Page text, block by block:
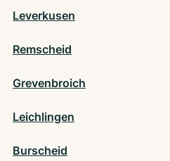
Leverkusen
Remscheid
Grevenbroich
Leichlingen
Burscheid